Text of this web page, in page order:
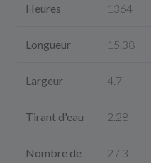
Heures 1364
Longueur 15.38
Largeur 4.7
Tirant d'eau 2.28
Nombre de
2 / 3